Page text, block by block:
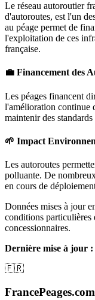
Le réseau autoroutier
d'autoroutes, est l'un
au péage permet de
l'exploitation de ces
française.
💼 Financement des
Les péages financent
l'amélioration continue
maintenir des
🌱 Impact
Les autoroutes
polluante. De
en cours de
Données mises à jour
conditions particulières
concessionnaires.
Dernière mise à jour :
🇫🇷
FrancePeages.com